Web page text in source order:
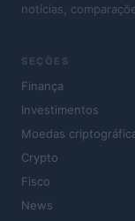
notícias,
SEÇÕES
Finança
Investimentos
Moedas
Crypto
Fisco
News